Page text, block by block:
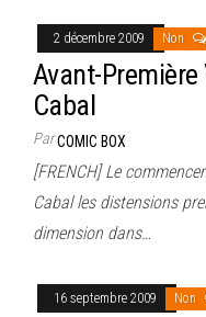
2 décembre 2009 Non
Avant-Première
Cabal
ParCOMIC BOX
[FRENCH] Le
Cabal les distensions
dimension dans…
16 septembre 2009 Non